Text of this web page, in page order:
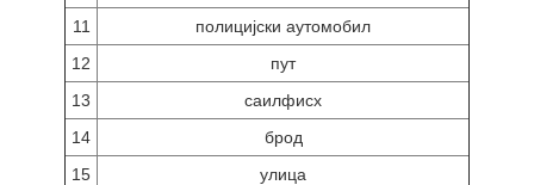
11
полицијски аутомобил
12
пут
13
саилфисх
14
брод
15
улица